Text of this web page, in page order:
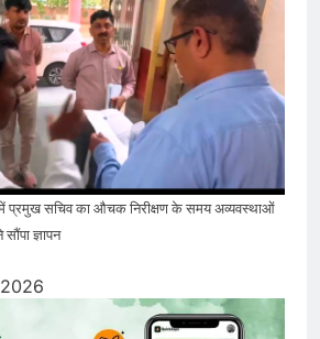
प्रमुख सचिव का औचक निरीक्षण के समय अव्यवस्थाओं
ज्ञापन